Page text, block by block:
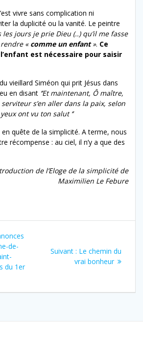
vivre sans complication ni
la duplicité ou la vanité. Le peintre
les jours je prie Dieu (..) qu’il me fasse
« comme un enfant». Ce
est nécessaire pour saisir
vieillard Siméon qui prit Jésus dans
en disant ‘’Et maintenant, Ô maître,
s’en aller dans la paix, selon
ont vu ton salut ‘’
en quête de la simplicité. A terme, nous
récompense : au ciel, il n’y a que des
de l’Eloge de la simplicité de
Maximilien Le Febure
de-
du 1er
Suivant : Article
suivant
Le chemin du
vrai bonheur